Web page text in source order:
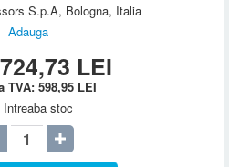
S.p.A, Bologna, Italia
Adauga
724,73 LEI
TVA:598,95 LEI
Intreaba stoc